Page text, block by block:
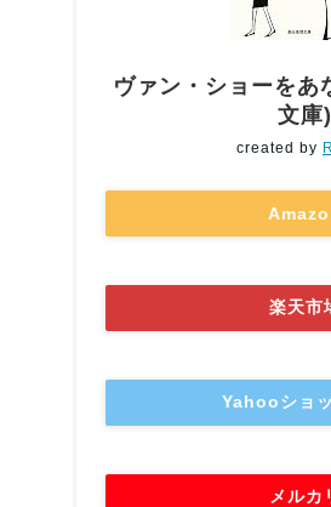
ヴァン・ショーをあ
文庫)
created by
楽天市
Yahooショ
メルカ